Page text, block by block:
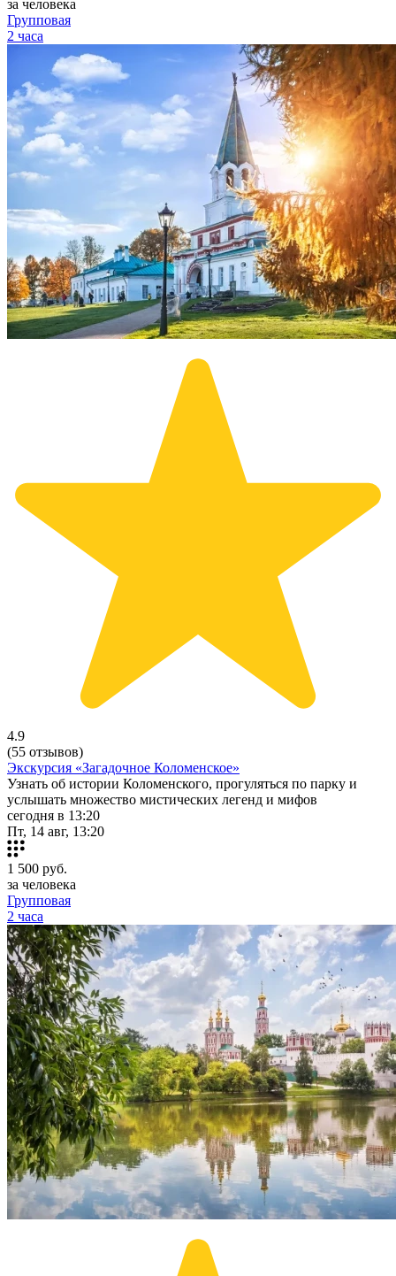
за человека
Групповая
2 часа
4.9
(55 отзывов)
Экскурсия «Загадочное Коломенское»
Узнать об истории Коломенского, прогуляться по парку и
услышать множество мистических легенд и мифов
сегодня в 13:20
Пт, 14 авг, 13:20
1 500 руб.
за человека
Групповая
2 часа